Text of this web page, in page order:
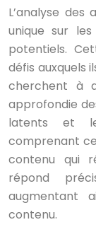
L’analyse
unique sur
potentiels.
défis auxquels
cherchent à
approfondie
latents et
comprenant
contenu qui
répond
augmentant
contenu.